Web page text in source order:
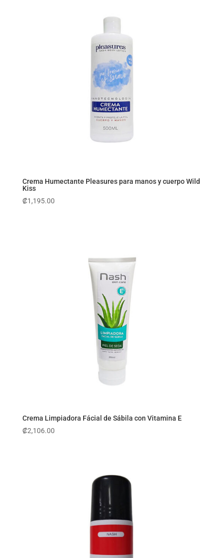
Crema Humectante Pleasures para manos y cuerpo Wild
Kiss
₡1,195.00
Crema Limpiadora Fácial de Sábila con Vitamina E
₡2,106.00